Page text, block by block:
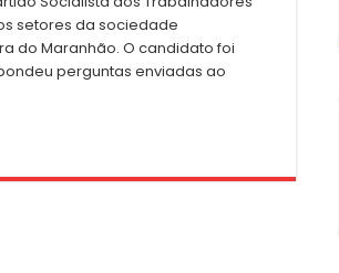
setores da sociedade
do Maranhão. O candidato foi
perguntas enviadas ao